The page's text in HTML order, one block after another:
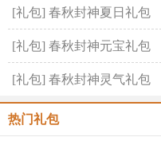
[礼包] 春秋封神夏日礼包
[礼包] 春秋封神元宝礼包
[礼包] 春秋封神灵气礼包
热门礼包